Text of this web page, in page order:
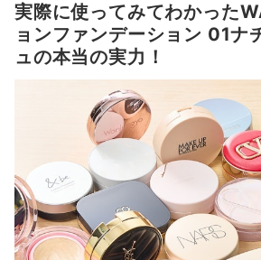
実際に使ってみてわかった
ョンファンデーション 01ナ
ュの本当の実力！